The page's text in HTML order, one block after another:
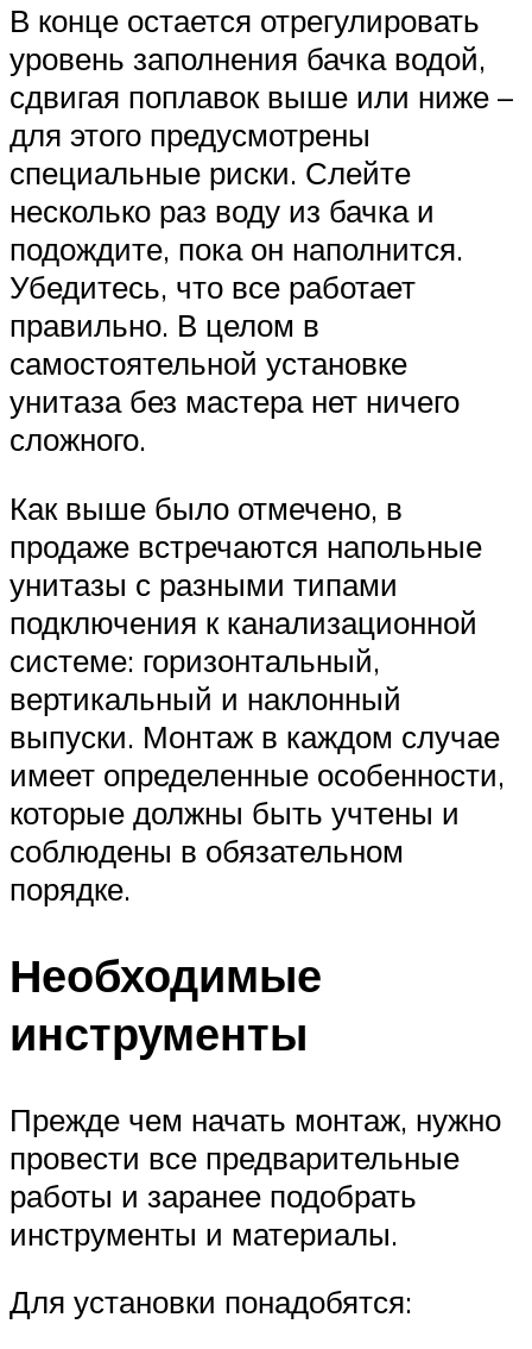
В конце остается отрегулировать
уровень заполнения бачка водой,
сдвигая поплавок выше или ниже –
для этого предусмотрены
специальные риски. Слейте
несколько раз воду из бачка и
подождите, пока он наполнится.
Убедитесь, что все работает
правильно. В целом в
самостоятельной установке
унитаза без мастера нет ничего
сложного.
Как выше было отмечено, в
продаже встречаются напольные
унитазы с разными типами
подключения к канализационной
системе: горизонтальный,
вертикальный и наклонный
выпуски. Монтаж в каждом случае
имеет определенные особенности,
которые должны быть учтены и
соблюдены в обязательном
порядке.
Необходимые
инструменты
Прежде чем начать монтаж, нужно
провести все предварительные
работы и заранее подобрать
инструменты и материалы.
Для установки понадобятся: